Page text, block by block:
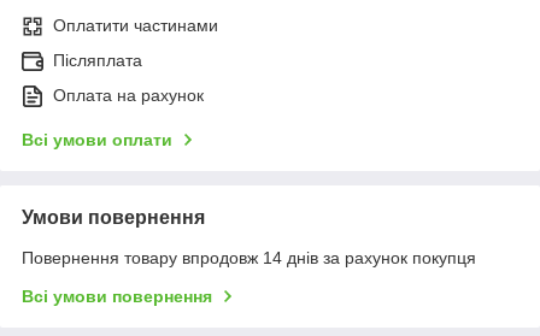
Оплатити частинами
Післяплата
Оплата на рахунок
Всі умови оплати
Умови повернення
Повернення товару впродовж 14 днів за рахунок покупця
Всі умови повернення